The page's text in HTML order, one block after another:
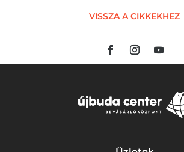
VISSZA A CIKKEKHEZ